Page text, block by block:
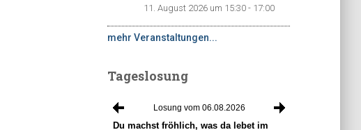
11. August 2026 um 15:30 - 17:00
mehr Veranstaltungen...
Tageslosung